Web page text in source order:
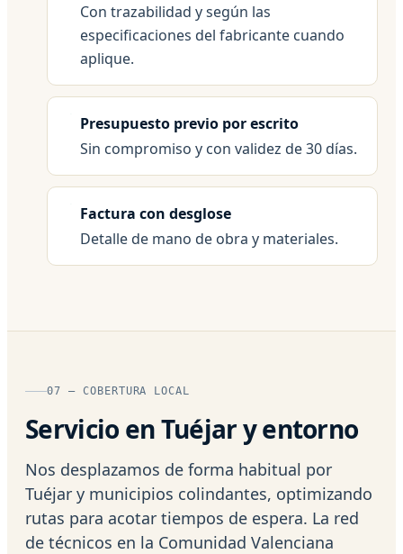
Con trazabilidad y según las
especificaciones del fabricante cuando
aplique.
Presupuesto previo por escrito
Sin compromiso y con validez de 30 días.
Factura con desglose
Detalle de mano de obra y materiales.
07 — COBERTURA LOCAL
Servicio en Tuéjar y entorno
Nos desplazamos de forma habitual por
Tuéjar y municipios colindantes, optimizando
rutas para acotar tiempos de espera. La red
de técnicos en la Comunidad Valenciana